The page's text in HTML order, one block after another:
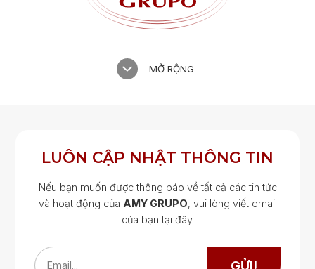
MỞ RỘNG
LUÔN CẬP NHẬT THÔNG TIN
Nếu bạn muốn được thông báo về tất cả các tin tức
và hoạt động của AMY GRUPO, vui lòng viết email
của bạn tại đây.
Email... GỬI!